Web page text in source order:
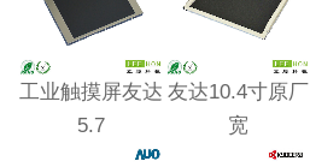
工业触摸屏友达
5.7
友达10.4寸原厂
宽